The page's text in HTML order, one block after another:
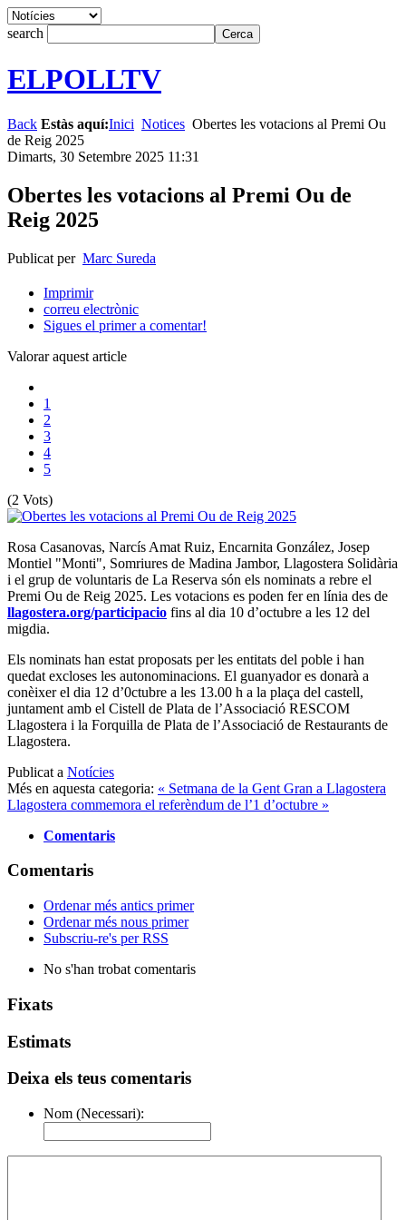
search
ELPOLLTV
Back Estàs aquí:Inici Notices Obertes les votacions al Premi Ou
de Reig 2025
Dimarts, 30 Setembre 2025 11:31
Obertes les votacions al Premi Ou de
Reig 2025
Publicat per Marc Sureda
Imprimir
correu electrònic
Sigues el primer a comentar!
Valorar aquest article
1
2
3
4
5
(2 Vots)
Rosa Casanovas, Narcís Amat Ruiz, Encarnita González, Josep
Montiel "Monti", Somriures de Madina Jambor, Llagostera Solidària
i el grup de voluntaris de La Reserva són els nominats a rebre el
Premi Ou de Reig 2025. Les votacions es poden fer en línia des de
llagostera.org/participacio fins al dia 10 d’octubre a les 12 del
migdia.
Els nominats han estat proposats per les entitats del poble i han
quedat excloses les autonominacions. El guanyador es donarà a
conèixer el dia 12 d’0ctubre a les 13.00 h a la plaça del castell,
juntament amb el Cistell de Plata de l’Associació RESCOM
Llagostera i la Forquilla de Plata de l’Associació de Restaurants de
Llagostera.
Publicat a Notícies
Més en aquesta categoria: « Setmana de la Gent Gran a Llagostera
Llagostera commemora el referèndum de l’1 d’octubre »
Comentaris
Comentaris
Ordenar més antics primer
Ordenar més nous primer
Subscriu-re's per RSS
No s'han trobat comentaris
Fixats
Estimats
Deixa els teus comentaris
Nom (Necessari):